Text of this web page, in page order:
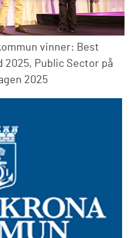
vinner: Best
2025, Public Sector på
2025